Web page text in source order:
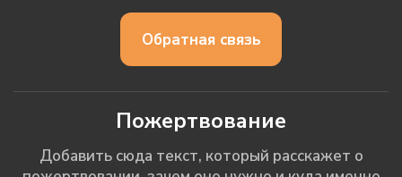
Обратная связь
Пожертвование
Добавить сюда текст, который расскажет о